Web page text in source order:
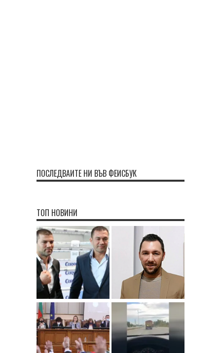
ПОСЛЕДВАЙТЕ НИ ВЪВ ФЕЙСБУК
ТОП НОВИНИ